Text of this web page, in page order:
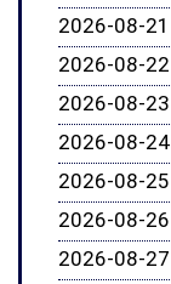
2026-08-21
2026-08-22
2026-08-23
2026-08-24
2026-08-25
2026-08-26
2026-08-27